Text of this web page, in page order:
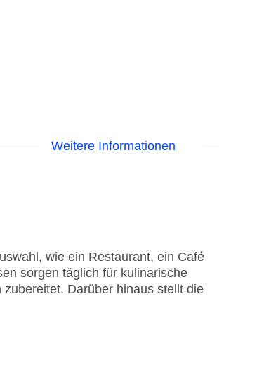
Weitere Informationen
wie ein Restaurant, ein Café
sorgen täglich für kulinarische
Darüber hinaus stellt die